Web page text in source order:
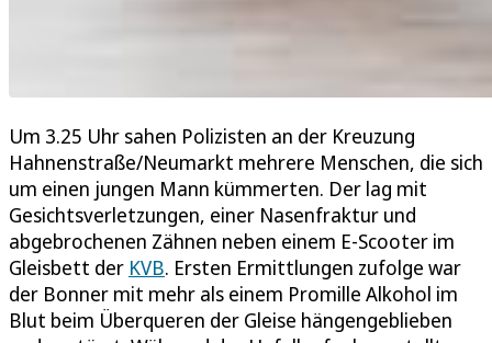
Um 3.25 Uhr sahen Polizisten an der Kreuzung
Hahnenstraße/Neumarkt mehrere Menschen, die sich
um einen jungen Mann kümmerten. Der lag mit
Gesichtsverletzungen, einer Nasenfraktur und
abgebrochenen Zähnen neben einem E-Scooter im
Gleisbett der KVB. Ersten Ermittlungen zufolge war
der Bonner mit mehr als einem Promille Alkohol im
Blut beim Überqueren der Gleise hängengeblieben